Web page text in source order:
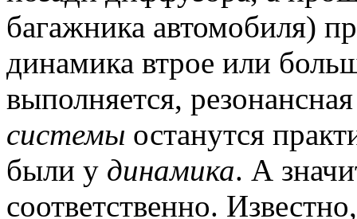
багажника автомобиля)
динамика втрое или
выполняется,
системы останутся
были у динамика. А
соответственно.